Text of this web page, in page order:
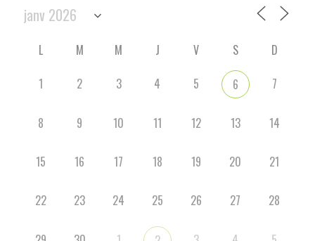
L M M J V S
D
1
2 3 4 5 6 7
8 9 10 11 12 13 14
15 16 17 18 19 20 21
22 23 24 25 26 27 28